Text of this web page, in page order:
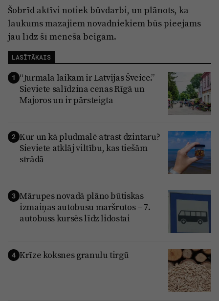
Šobrīd aktīvi notiek būvdarbi, un plānots, ka
laukums mazajiem novadniekiem būs pieejams
jau līdz šī mēneša beigām.
LASĪTĀKAIS
1 “Jūrmala laikam ir Latvijas Šveice.”
Sieviete salīdzina cenas Rīgā un
Majoros un ir pārsteigta
2 Kur un kā pludmalē atrast dzintaru?
Sieviete atklāj viltību, kas tiešām
strādā
3 Mārupes novadā plāno būtiskas
izmaiņas autobusu maršrutos – 7.
autobuss kursēs līdz lidostai
4 Krīze koksnes granulu tirgū